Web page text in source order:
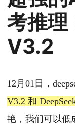
考推
V3.2
12月01日，
V3.2 和
艳，我们可以低